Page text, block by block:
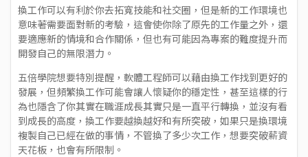
換工作可以有利於你去拓寬技能和社交圈，但是新的工作環境也
意味著需要面對新的考驗，這會使你除了原先的工作量之外，還
要適應新的情境和合作關係，但也有可能因為專案的難度提升而
開發自己的無限潛力。
五倍學院想要特別提醒，軟體工程師可以藉由換工作找到更好的
發展，但頻繁換工作可能會讓人懷疑你的穩定性，甚至這樣的行
為也隱含了你其實在職涯成長其實只是一直平行轉換，並沒有看
到成長的高度，換工作要越換越好和有所突破，如果只是換環境
複製自己已經在做的事情，不管換了多少次工作，想要突破薪資
天花板，也會有所限制。